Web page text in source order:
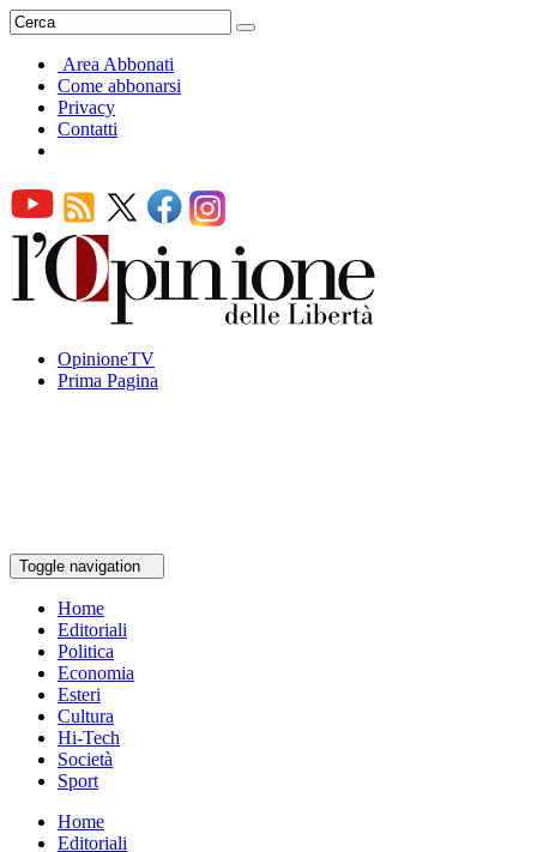
Area Abbonati
Come abbonarsi
Privacy
Contatti
OpinioneTV
Prima Pagina
Toggle navigation
Home
Editoriali
Politica
Economia
Esteri
Cultura
Hi-Tech
Società
Sport
Home
Editoriali